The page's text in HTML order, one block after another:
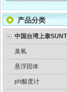
产品分类
中国台湾上泰
臭氧
悬浮固体
ph酸度计
在线ph/orp计变送器